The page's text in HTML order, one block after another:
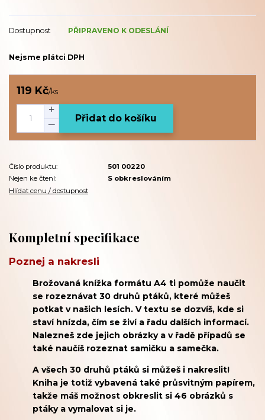
Dostupnost PŘIPRAVENO K ODESLÁNÍ
Nejsme plátci DPH
119 Kč/ks
Přidat do košíku
Číslo produktu:
501 00220
Nejen ke čtení:
S obkreslováním
Hlídat cenu / dostupnost
Kompletní specifikace
Poznej a nakresli
Brožovaná knížka formátu A4 ti pomůže naučit
se rozeznávat 30 druhů ptáků, které můžeš
potkat v našich lesích. V textu se dozvíš, kde si
staví hnízda, čím se živí a řadu dalších informací.
Nalezneš zde jejich obrázky a v řadě případů se
také naučíš rozeznat samičku a samečka.
A všech 30 druhů ptáků si můžeš i nakreslit!
Kniha je totiž vybavená také průsvitným papírem,
takže máš možnost obkreslit si 46 obrázků s
ptáky a vymalovat si je.